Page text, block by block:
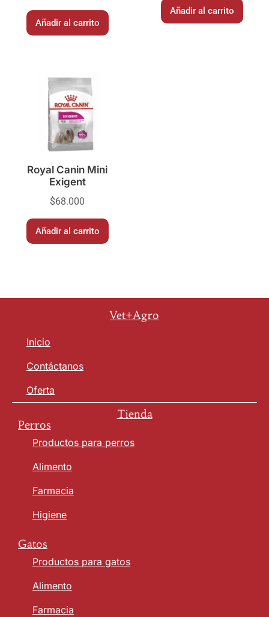
Añadir al carrito
Añadir al carrito
Royal Canin Mini
Exigent
$68.000
Añadir al carrito
Vet+Agro
Inicio
Contáctanos
Oferta
Tienda
Perros
Productos para perros
Alimento
Farmacia
Higiene
Gatos
Productos para gatos
Alimento
Farmacia